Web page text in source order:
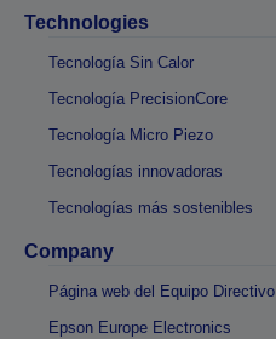
Technologies
Tecnología Sin Calor
Tecnología PrecisionCore
Tecnología Micro Piezo
Tecnologías innovadoras
Tecnologías más sostenibles
Company
Página web del Equipo Directivo
Epson Europe Electronics